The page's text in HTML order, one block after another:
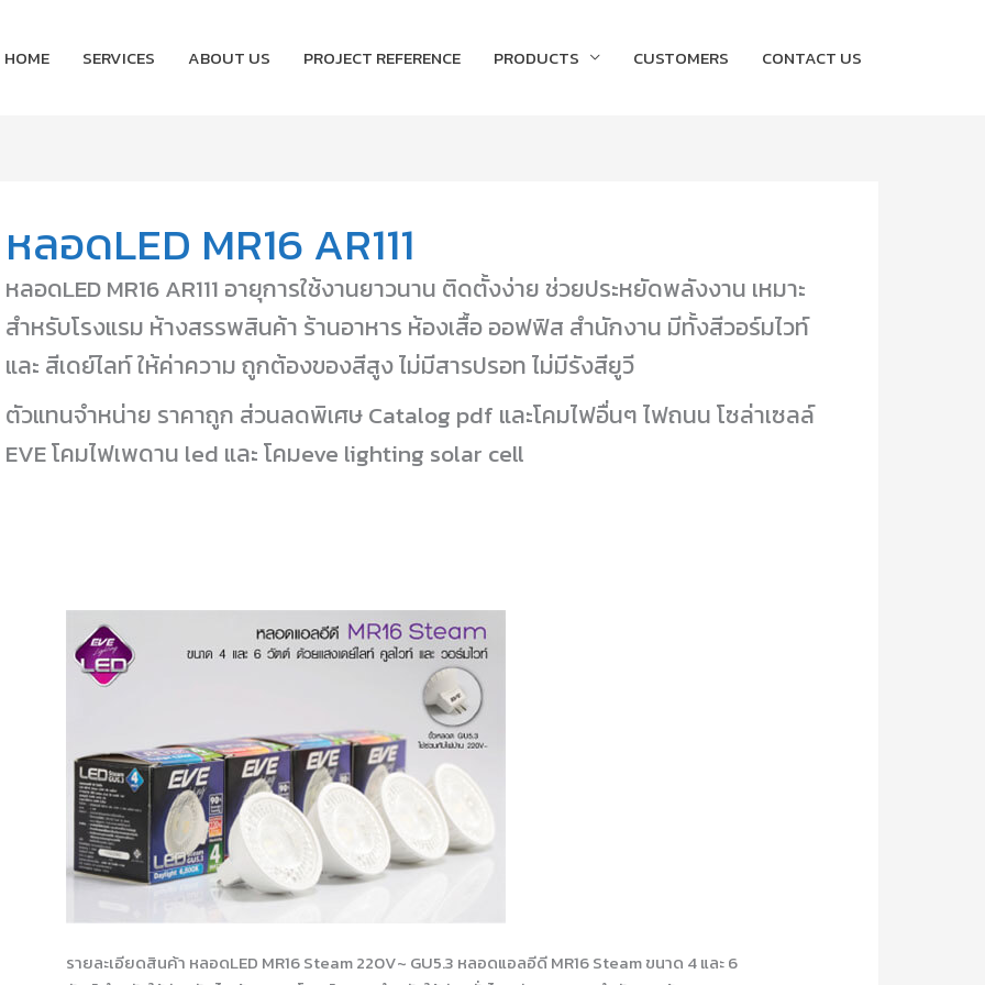
HOME SERVICES ABOUT US PROJECT REFERENCE PRODUCTS CUSTOMERS CONTACT US
หลอดLED MR16 AR111
หลอดLED MR16 AR111 อายุการใช้งานยาวนาน ติดตั้งง่าย ช่วยประหยัดพลังงาน เหมาะ
สำหรับโรงแรม ห้างสรรพสินค้า ร้านอาหาร ห้องเสื้อ ออฟฟิส สำนักงาน มีทั้งสีวอร์มไวท์
และ สีเดย์ไลท์ ให้ค่าความ ถูกต้องของสีสูง ไม่มีสารปรอท ไม่มีรังสียูวี
ตัวแทนจำหน่าย ราคาถูก ส่วนลดพิเศษ Catalog pdf และโคมไฟอื่นๆ ไฟถนน โซล่าเซลล์
EVE โคมไฟเพดาน led และ โคมeve lighting solar cell
รายละเอียดสินค้า หลอดLED MR16 Steam 220V~ GU5.3 หลอดแอลอีดี MR16 Steam ขนาด 4 และ 6
หลอดLED
MR16
Steam